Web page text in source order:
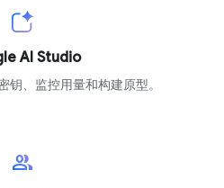
AI Studio
钥、监控用量和构建原型。
group